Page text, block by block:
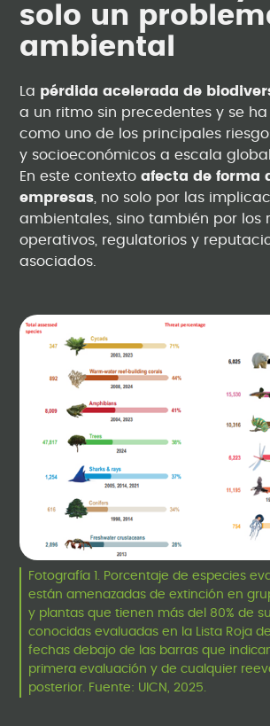
solo un
ambiental
La pérdida acelerada de
a un ritmo sin precedentes y se
como uno de los principales
y socioeconómicos a escala global
En este contextoafecta de forma
empresas , no solo por las
ambientales, sino también por los
operativos, regulatorios y
asociados.
Fotografía 1. Porcentaje de especies
están amenazadas de extinción en
y plantas que tienen más del 80% de
conocidas evaluadas en la Lista Roja
fechas debajo de las barras que
primera evaluación y de cualquier
posterior. Fuente: UICN, 2025.